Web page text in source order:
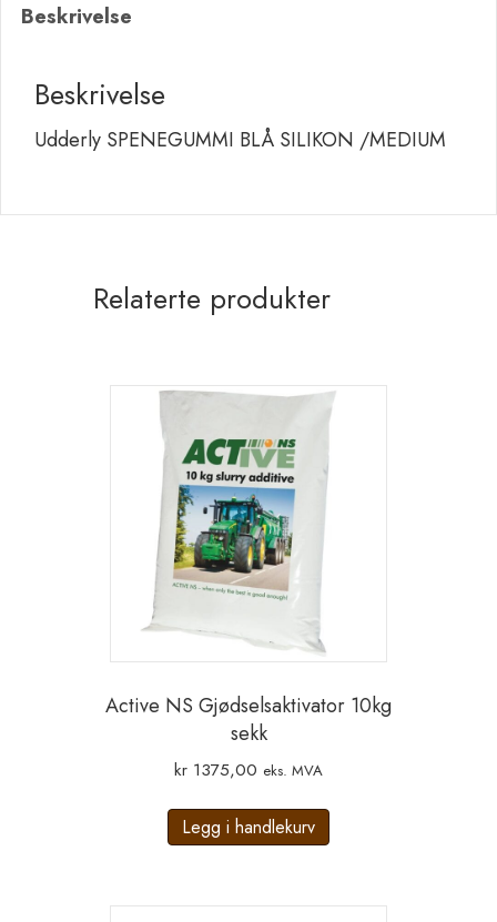
Beskrivelse
Beskrivelse
Udderly SPENEGUMMI BLÅ SILIKON /MEDIUM
Relaterte produkter
Active NS Gjødselsaktivator 10kg
sekk
kr 1375,00 eks. MVA
Legg i handlekurv